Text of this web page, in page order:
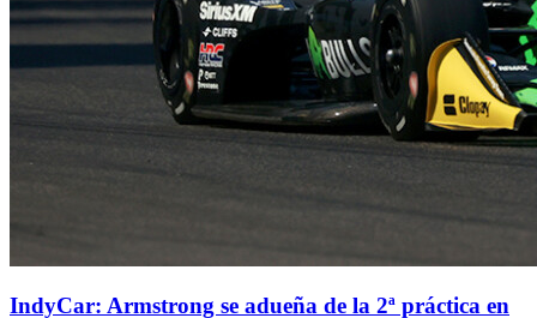
IndyCar: Armstrong se adueña de la 2ª práctica en